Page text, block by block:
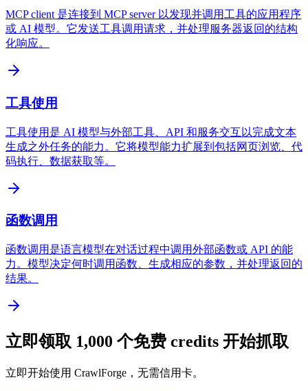
MCP client 是连接到 MCP server 以发现并调用工具的应用程序
或 AI 模型。它发送工具调用请求，并处理服务器返回的结构
化响应。
工具使用
工具使用是 AI 模型与外部工具、API 和服务交互以完成文本
生成之外任务的能力。它将模型能力扩展到包括网页浏览、代
码执行、数据获取等。
函数调用
函数调用是语言模型在对话过程中调用外部函数或 API 的能
力。模型决定何时调用函数、生成相应的参数，并处理返回的
结果。
立即领取 1,000 个免费 credits 开始抓取
立即开始使用 CrawlForge，无需信用卡。